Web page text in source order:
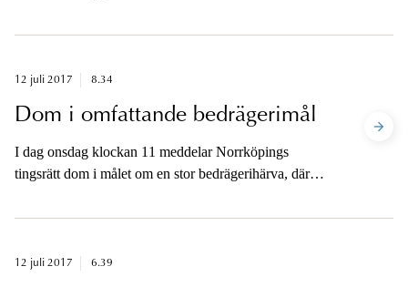
tillgänglig för media på fredag eftermiddag.
12 juli 2017 8.34
Dom i omfattande bedrägerimål
I dag onsdag klockan 11 meddelar Norrköpings
tingsrätt dom i målet om en stor bedrägerihärva, där
Åklagaren är tillgänglig för media i eftermiddag.
12 juli 2017 6.39